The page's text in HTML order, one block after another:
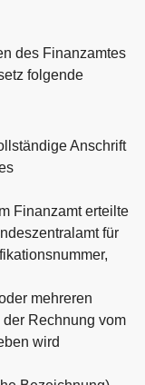
des Finanzamtes
folgende
Anschrift
Finanzamt erteilte
für
mehreren
Rechnung vom
wird